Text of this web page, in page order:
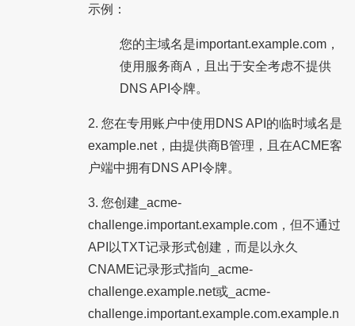
示例：
您的主域名是important.example.com，
使用服务商A，且出于安全考虑不提供
DNS API令牌。
2. 您在专用账户中使用DNS API的临时域名是
example.net，由提供商B管理，且在ACME客
户端中拥有DNS API令牌。
3. 您创建_acme-
challenge.important.example.com，但不通过
API以TXT记录形式创建，而是以永久
CNAME记录形式指向_acme-
challenge.example.net或_acme-
challenge.important.example.com.example.n